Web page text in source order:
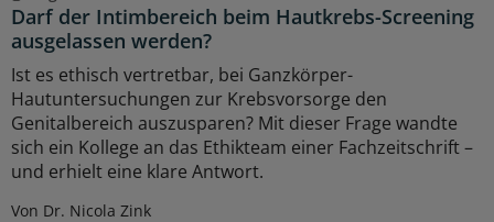
Darf der Intimbereich beim Hautkrebs-Screening
ausgelassen werden?
Ist es ethisch vertretbar, bei Ganzkörper-
Hautuntersuchungen zur Krebsvorsorge den
Genitalbereich auszusparen? Mit dieser Frage wandte
sich ein Kollege an das Ethikteam einer Fachzeitschrift –
und erhielt eine klare Antwort.
Von Dr. Nicola Zink